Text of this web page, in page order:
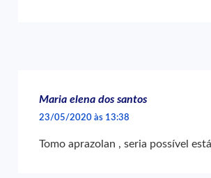
Maria elena dos santos
23/05/2020 às 13:38
Tomo aprazolan , seria possível